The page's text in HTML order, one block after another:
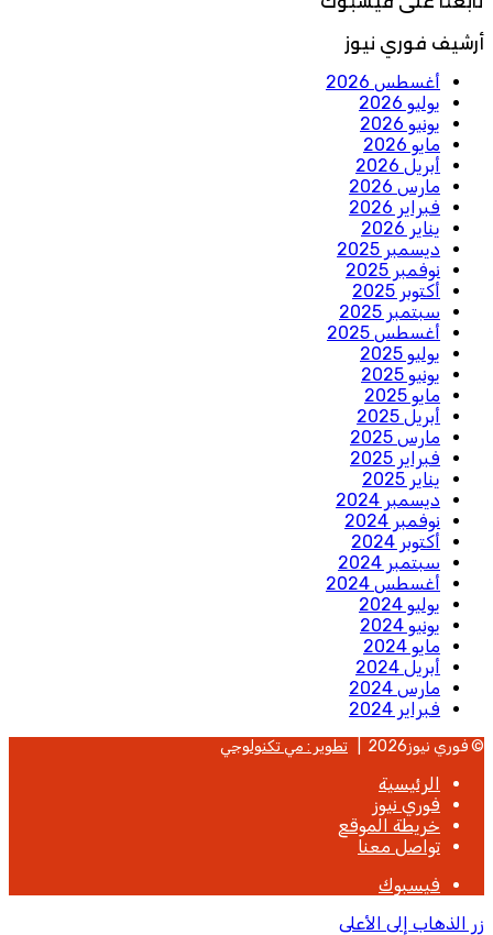
أرشيف فوري نيوز
أغسطس 2026
يوليو 2026
يونيو 2026
مايو 2026
أبريل 2026
مارس 2026
فبراير 2026
يناير 2026
ديسمبر 2025
نوفمبر 2025
أكتوبر 2025
سبتمبر 2025
أغسطس 2025
يوليو 2025
يونيو 2025
مايو 2025
أبريل 2025
مارس 2025
فبراير 2025
يناير 2025
ديسمبر 2024
نوفمبر 2024
أكتوبر 2024
سبتمبر 2024
أغسطس 2024
يوليو 2024
يونيو 2024
مايو 2024
أبريل 2024
مارس 2024
فبراير 2024
© فوري نيوز2026 | تطوير : مي تكنولوجي
الرئيسية
فوري نيوز
خريطة الموقع
تواصل معنا
فيسبوك
زر الذهاب إلى الأعلى